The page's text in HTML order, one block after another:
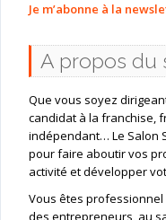
Je m’abonne à la
A propos du
Que vous soyez
candidat à la franchise,
indépendant… Le Salon
pour faire aboutir vos
activité et développer
Vous êtes professionnel
des entrepreneurs, au